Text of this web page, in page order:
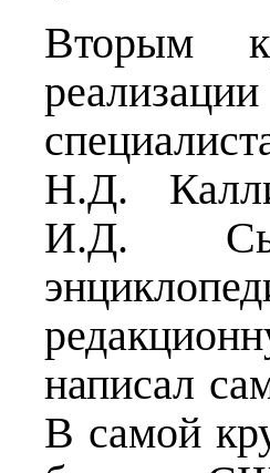
Вторым
Н.Д.
И.Д.
написал
В самой